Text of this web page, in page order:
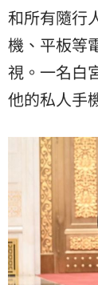
和所有隨行
機、平板等
視。一名白
他的私人手